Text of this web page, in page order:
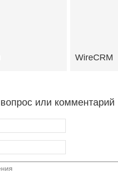
WireCRM
или комментарий